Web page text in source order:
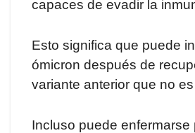
capaces de evadir la
Esto significa que puede
ómicron después de
variante anterior que no
Incluso puede enfermarse